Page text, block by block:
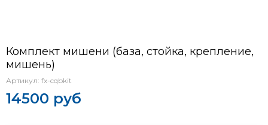
Комплект мишени (база, стойка, крепление,
мишень)
Артикул: fx-cqbkit
14500 руб